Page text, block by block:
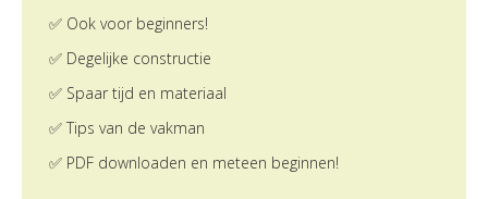
✅ Ook voor beginners!
✅ Degelijke constructie
✅ Spaar tijd en materiaal
✅ Tips van de vakman
✅ PDF downloaden en meteen beginnen!